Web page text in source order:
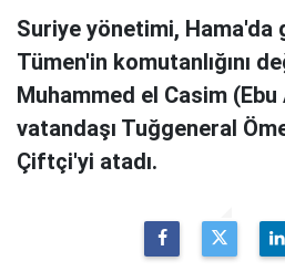
Suriye yönetimi, Hama'da
Tümen'in komutanlığını
Muhammed el Casim
vatandaşı Tuğgeneral
Çiftçi'yi atadı.